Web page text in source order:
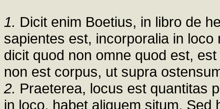
1. Dicit enim Boetius, in libro de
sapientes est, incorporalia in
dicit quod non omne quod est,
non est corpus, ut supra
2. Praeterea, locus est quantitas
in loco, habet aliquem situm.